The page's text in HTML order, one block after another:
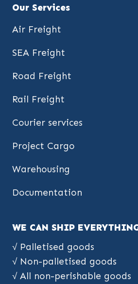
Our Services
Air Freight
SEA Freight
Road Freight
Rail Freight
Courier services
Project Cargo
Warehousing
Documentation
WE CAN SHIP
√ Palletised goods
√ Non-palletised goods
√ All non-perishable goods